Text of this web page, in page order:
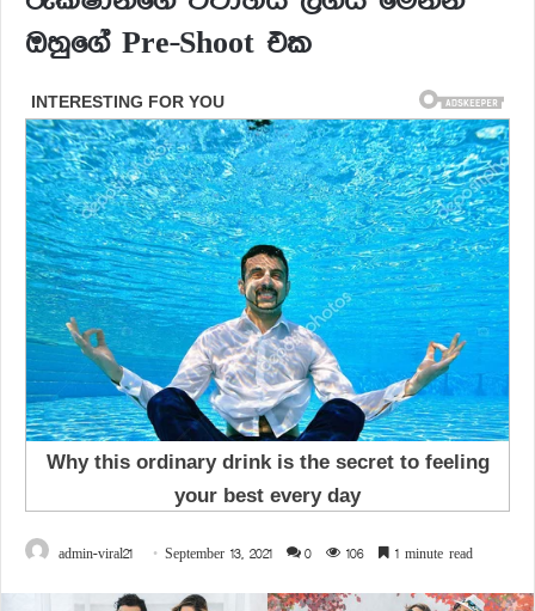
ඔහුගේ Pre-Shoot එක
admin-viral21 September 13, 2021 0 106 1 minute read